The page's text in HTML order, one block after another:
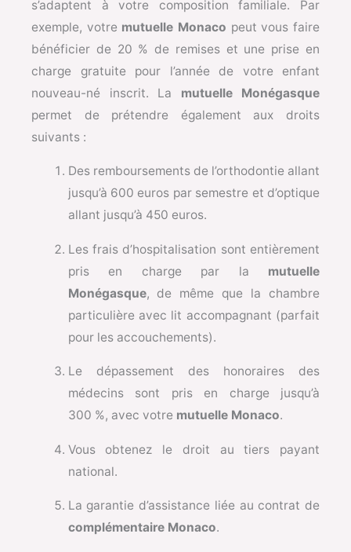
s’adaptent à votre composition familiale. Par
exemple, votre mutuelle Monaco peut vous faire
bénéficier de 20 % de remises et une prise en
charge gratuite pour l’année de votre enfant
nouveau-né inscrit. La mutuelle Monégasque
permet de prétendre également aux droits
suivants :
Des remboursements de l’orthodontie allant
jusqu’à 600 euros par semestre et d’optique
allant jusqu’à 450 euros.
Les frais d’hospitalisation sont entièrement
pris en charge par la mutuelle
Monégasque, de même que la chambre
particulière avec lit accompagnant (parfait
pour les accouchements).
Le dépassement des honoraires des
médecins sont pris en charge jusqu’à
300 %, avec votre mutuelle Monaco.
Vous obtenez le droit au tiers payant
national.
La garantie d’assistance liée au contrat de
complémentaire Monaco.